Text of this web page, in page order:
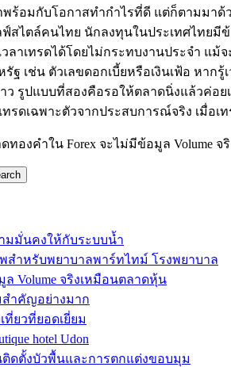
อมกับโอกาสทำกำไรที่ดี แต่ก็ตามมาด้
ฟ์สไตล์คนไทย นักลงทุนในประเทศไทย
ลาเทรดได้โดยไม่กระทบงานประจำ
รัฐ เช่น ตัวเลขดอกเบี้ยหรือเงินเฟ้อ ห
ว รูปแบบที่สองคือรอให้ตลาดนิ่งแล้วค่
รดเฉพาะตัวจากประสบการณ์จริง เมื่อเ
ทองคำใน Forex จะไม่มีข้อมูล Volume จ
ามมั่นคงให้กับระบบน้ำ
ำหรับพยาบาลพาร์ทไทม์ โรงพยาบาล
Volume จริงเหมือนตลาดหุ้น
สำคัญอย่างมาก
ยวที่ยอดเยี่ยม
hotel Udon
ดตั้งบัวพื้นและการตกแต่งขอบมุม